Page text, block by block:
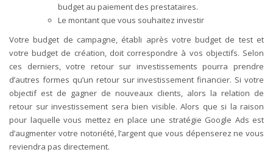
budget au paiement des prestataires.
Le montant que vous souhaitez investir
Votre budget de campagne, établi après votre budget de test et
votre budget de création, doit correspondre à vos objectifs. Selon
ces derniers, votre retour sur investissements pourra prendre
d’autres formes qu’un retour sur investissement financier. Si votre
objectif est de gagner de nouveaux clients, alors la relation de
retour sur investissement sera bien visible. Alors que si la raison
pour laquelle vous mettez en place une stratégie Google Ads est
d’augmenter votre notoriété, l’argent que vous dépenserez ne vous
reviendra pas directement.